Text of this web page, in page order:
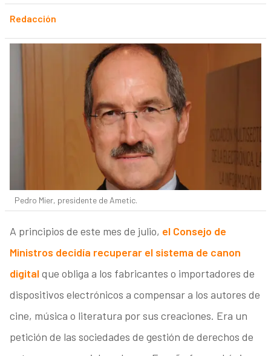
Redacción
Pedro Mier, presidente de Ametic.
A principios de este mes de julio, el Consejo de
Ministros decidía recuperar el sistema de canon
digitalque obliga a los fabricantes o importadores de
dispositivos electrónicos a compensar a los autores de
cine, música o literatura por sus creaciones. Era un
petición de las sociedades de gestión de derechos de